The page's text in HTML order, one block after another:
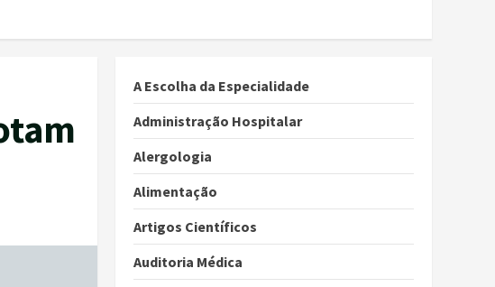
A Escolha da Especialidade
Administração Hospitalar
Alergologia
Alimentação
Artigos Científicos
Auditoria Médica